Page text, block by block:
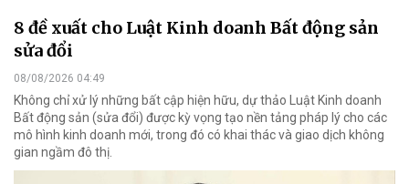
8 đề xuất cho Luật Kinh doanh Bất động sản
sửa đổi
08/08/2026 04:49
Không chỉ xử lý những bất cập hiện hữu, dự thảo Luật Kinh doanh
Bất động sản (sửa đổi) được kỳ vọng tạo nền tảng pháp lý cho các
mô hình kinh doanh mới, trong đó có khai thác và giao dịch không
gian ngầm đô thị.